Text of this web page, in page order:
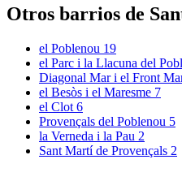
Otros barrios de
el Poblenou 19
el Parc i la Llacuna del
Diagonal Mar i el Front
el Besòs i el Maresme 7
el Clot 6
Provençals del Poblenou 5
la Verneda i la Pau 2
Sant Martí de Provençals 2